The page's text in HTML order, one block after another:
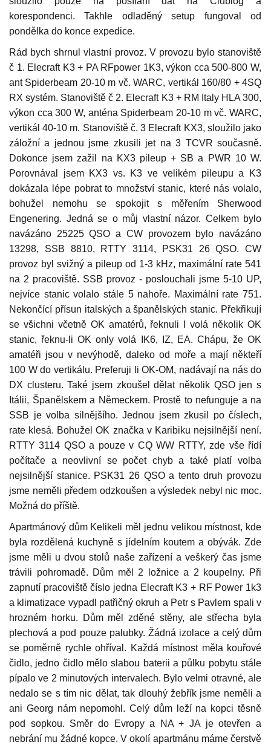
korespondenci. Takhle odladěný setup fungoval od
pondělka do konce expedice.
Rád bych shrnul vlastní provoz. V provozu bylo stanoviště
č 1. Elecraft K3 + PA RFpower 1K3, výkon cca 500-800 W,
ant Spiderbeam 20-10 m vč. WARC, vertikál 160/80 + 4SQ
RX systém. Stanoviště č 2. Elecraft K3 + RM Italy HLA 300,
výkon cca 300 W, anténa Spiderbeam 20-10 m vč. WARC,
vertikál 40-10 m. Stanoviště č. 3 Elecraft KX3, sloužilo jako
záložní a jednou jsme zkusili jet na 3 TCVR současně.
Dokonce jsem zažil na KX3 pileup + SB a PWR 10 W.
Porovnával jsem KX3 vs. K3 ve velikém pileupu a K3
dokázala lépe pobrat to množství stanic, které nás volalo,
bohužel nemohu se spokojit s měřením Sherwood
Engenering. Jedná se o můj vlastní názor. Celkem bylo
navázáno 25225 QSO a CW provozem bylo navázáno
13298, SSB 8810, RTTY 3114, PSK31 26 QSO. CW
provoz byl svižný a pileup od 1-3 kHz, maximální rate 541
na 2 pracoviště. SSB provoz - poslouchali jsme 5-10 UP,
nejvíce stanic volalo stále 5 nahoře. Maximální rate 751.
Nekončící přísun italských a španělských stanic. Překřikují
se všichni včetně OK amatérů, řeknuli I volá několik OK
stanic, řeknu-li OK only volá IK6, IZ, EA. Chápu, že OK
amatéři jsou v nevýhodě, daleko od moře a mají někteří
100 W do vertikálu. Preferuji li OK-OM, nadávají na nás do
DX clusteru. Také jsem zkoušel dělat několik QSO jen s
Itálii, Španělskem a Německem. Prostě to nefunguje a na
SSB je volba silnějšího. Jednou jsem zkusil po číslech,
rate klesá. Bohužel OK značka v Karibiku nejsilnější není.
RTTY 3114 QSO a pouze v CQ WW RTTY, zde vše řídí
počítače a neovlivní se počet chyb a také platí volba
nejsilnější stanice. PSK31 26 QSO a tento druh provozu
jsme neměli předem odzkoušen a výsledek nebyl nic moc.
Možná do příště.
Apartmánový dům Kelikeli měl jednu velikou místnost, kde
byla rozdělená kuchyně s jídelním koutem a obývák. Zde
jsme měli u dvou stolů naše zařízení a veškerý čas jsme
trávili pohromadě. Dům měl 2 ložnice a 2 koupelny. Při
zapnutí pracoviště číslo jedna Elecraft K3 + RF Power 1k3
a klimatizace vypadl patřičný okruh a Petr s Pavlem spali v
hrozném horku. Dům měl zděné stěny, ale střecha byla
plechová a pod pouze palubky. Žádná izolace a celý dům
se poměrně rychle ohříval. Každá místnost měla kouřové
čidlo, jedno čidlo mělo slabou baterii a půlku pobytu stále
pípalo ve 2 minutových intervalech. Bylo velmi otravné, ale
nedalo se s tím nic dělat, tak dlouhý žebřík jsme neměli a
ani Georg nám nepomohl. Celý dům leží na kopci těsně
pod sopkou. Směr do Evropy a NA + JA je otevřen a
nebrání mu žádné kopce. V okolí apartmánu máme čerstvě